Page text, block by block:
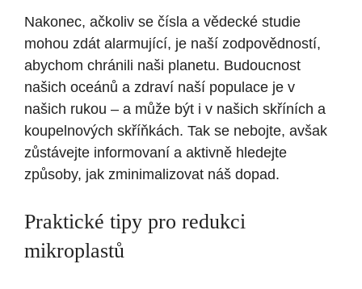
Nakonec, ačkoliv se čísla a vědecké studie
mohou zdát alarmující, je naší zodpovědností,
abychom chránili naši planetu. Budoucnost
našich oceánů a zdraví naší populace je v
našich rukou – a může být i v našich skříních a
koupelnových skříňkách. Tak se nebojte, avšak
zůstávejte informovaní a aktivně hledejte
způsoby, jak zminimalizovat náš dopad.
Praktické tipy pro redukci
mikroplastů